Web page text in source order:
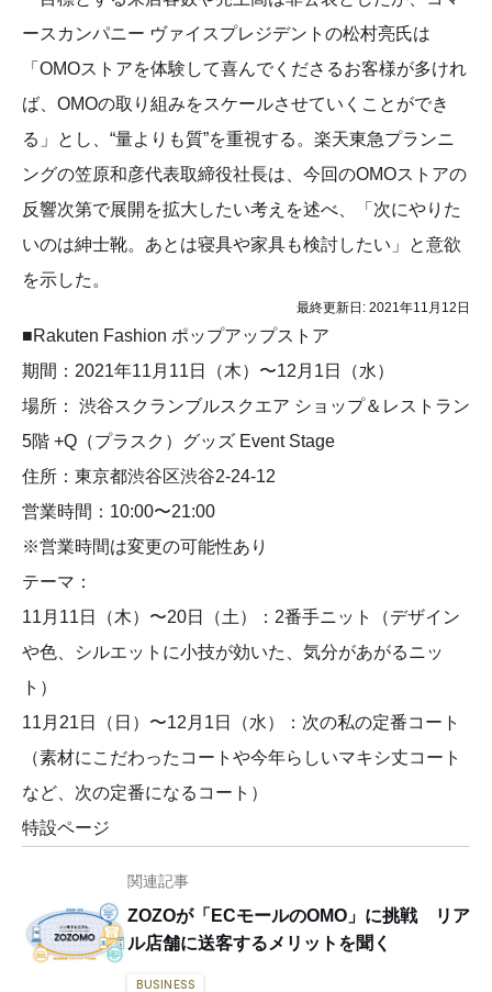
ースカンパニー ヴァイスプレジデントの松村亮氏は
「OMOストアを体験して喜んでくださるお客様が多けれ
ば、OMOの取り組みをスケールさせていくことができ
る」とし、“量よりも質”を重視する。楽天東急プランニ
ングの笠原和彦代表取締役社長は、今回のOMOストアの
反響次第で展開を拡大したい考えを述べ、「次にやりた
いのは紳士靴。あとは寝具や家具も検討したい」と意欲
を示した。
最終更新日: 2021年11月12日
■Rakuten Fashion ポップアップストア
期間：2021年11月11日（木）〜12月1日（水）
場所： 渋谷スクランブルスクエア ショップ＆レストラン
5階 +Q（プラスク）グッズ Event Stage
住所：東京都渋谷区渋谷2-24-12
営業時間：10:00〜21:00
※営業時間は変更の可能性あり
テーマ：
11月11日（木）〜20日（土）：2番手ニット（デザイン
や色、シルエットに小技が効いた、気分があがるニッ
ト）
11月21日（日）〜12月1日（水）：次の私の定番コート
（素材にこだわったコートや今年らしいマキシ丈コート
など、次の定番になるコート）
特設ページ
関連記事
ZOZOが「ECモールのOMO」に挑戦 リア
ル店舗に送客するメリットを聞く
BUSINESS